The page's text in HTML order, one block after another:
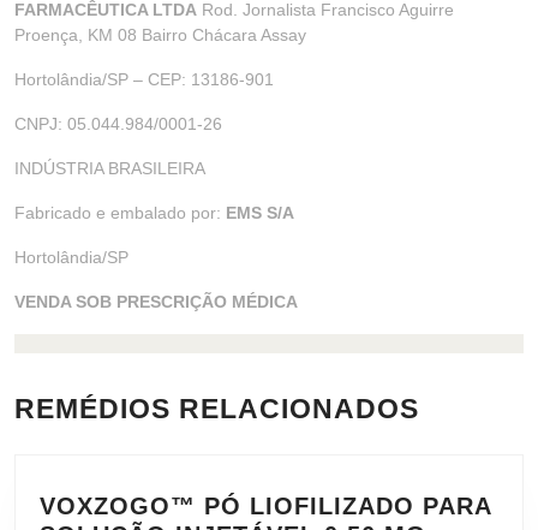
FARMACÊUTICA LTDA Rod. Jornalista Francisco Aguirre
Proença, KM 08 Bairro Chácara Assay
Hortolândia/SP – CEP: 13186-901
CNPJ: 05.044.984/0001-26
INDÚSTRIA BRASILEIRA
Fabricado e embalado por: EMS S/A
Hortolândia/SP
VENDA SOB PRESCRIÇÃO MÉDICA
REMÉDIOS RELACIONADOS
VOXZOGO™ PÓ LIOFILIZADO PARA